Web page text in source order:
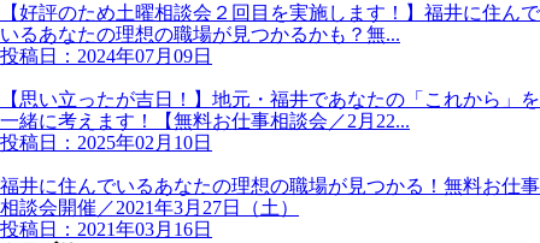
【好評のため土曜相談会２回目を実施します！】福井に住んで
いるあなたの理想の職場が見つかるかも？無...
投稿日：2024年07月09日
【思い立ったが吉日！】地元・福井であなたの「これから」を
一緒に考えます！【無料お仕事相談会／2月22...
投稿日：2025年02月10日
福井に住んでいるあなたの理想の職場が見つかる！無料お仕事
相談会開催／2021年3月27日（土）
投稿日：2021年03月16日